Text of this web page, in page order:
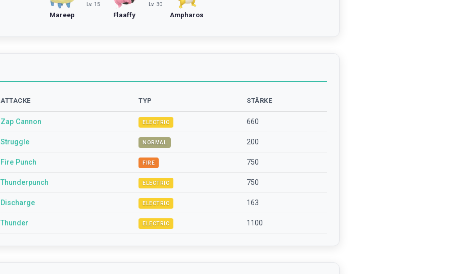
Mareep
Lv. 15
Flaaffy
Lv. 30
Ampharos
ATTACKE TYP STÄRKE
Zap Cannon ELECTRIC 660
Struggle NORMAL 200
Fire Punch FIRE 750
Thunderpunch ELECTRIC 750
Discharge ELECTRIC 163
Thunder ELECTRIC 1100